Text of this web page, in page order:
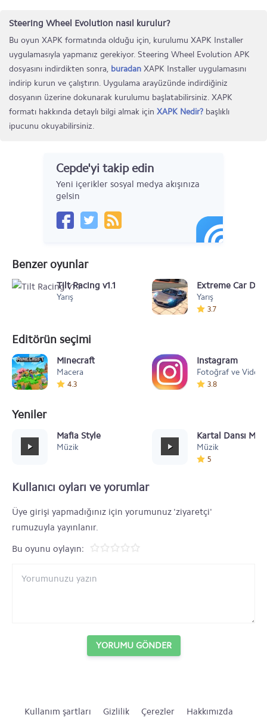
Steering Wheel Evolution nasıl kurulur?
Bu oyun XAPK formatında olduğu için, kurulumu XAPK Installer
uygulamasıyla yapmanız gerekiyor. Steering Wheel Evolution APK
dosyasını indirdikten sonra, buradan XAPK Installer uygulamasını
indirip kurun ve çalıştırın. Uygulama arayüzünde indirdiğiniz
dosyanın üzerine dokunarak kurulumu başlatabilirsiniz. XAPK
formatı hakkında detaylı bilgi almak için XAPK Nedir? başlıklı
ipucunu okuyabilirsiniz.
Cepde'yi takip edin
Yeni içerikler sosyal medya akışınıza
gelsin
Benzer oyunlar
Tilt Racing v1.1
Yarış
Extreme Car
Yarış
3.7
Editörün seçimi
Minecraft
Macera
4.3
Instagram
Fotoğraf ve Video
3.8
Yeniler
Mafia Style
Müzik
Kartal Dansı
Müzik
5
Kullanıcı oyları ve yorumlar
Üye girişi yapmadığınız için yorumunuz 'ziyaretçi'
rumuzuyla yayınlanır.
Bu oyunu oylayın:
YORUMU GÖNDER
Kullanım şartları Gizlilik Çerezler Hakkımızda